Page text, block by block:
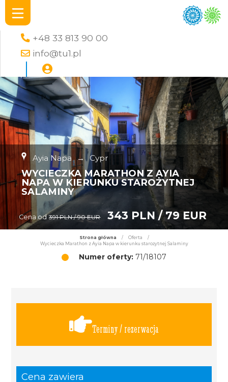
+48 33 813 90 00
info@tu1.pl
Ayia Napa → Cypr
WYCIECZKA MARATHON Z AYIA
NAPA W KIERUNKU STAROŻYTNEJ
SALAMINY
Cena od 391 PLN / 90 EUR 343 PLN / 79 EUR
Strona główna / Oferta
/
Wycieczka Marathon z Ayia Napa w kierunku starożytnej Salaminy
Numer oferty: 71/18107
Terminy / rezerwacja
Cena zawiera